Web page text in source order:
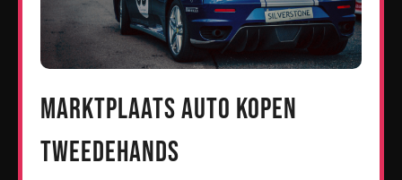
Marktplaats Auto Kopen
Tweedehands